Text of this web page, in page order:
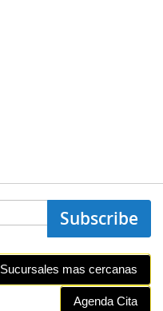
Subscribe
Sucursales mas cercanas
Agenda Cita